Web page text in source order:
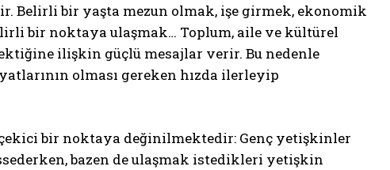
Belirli bir yaşta mezun olmak, işe girmek, ekonomik
bir noktaya ulaşmak… Toplum, aile ve kültürel
ilişkin güçlü mesajlar verir. Bu nedenle
olması gereken hızda ilerleyip
bir noktaya değinilmektedir: Genç yetişkinler
bazen de ulaşmak istedikleri yetişkin